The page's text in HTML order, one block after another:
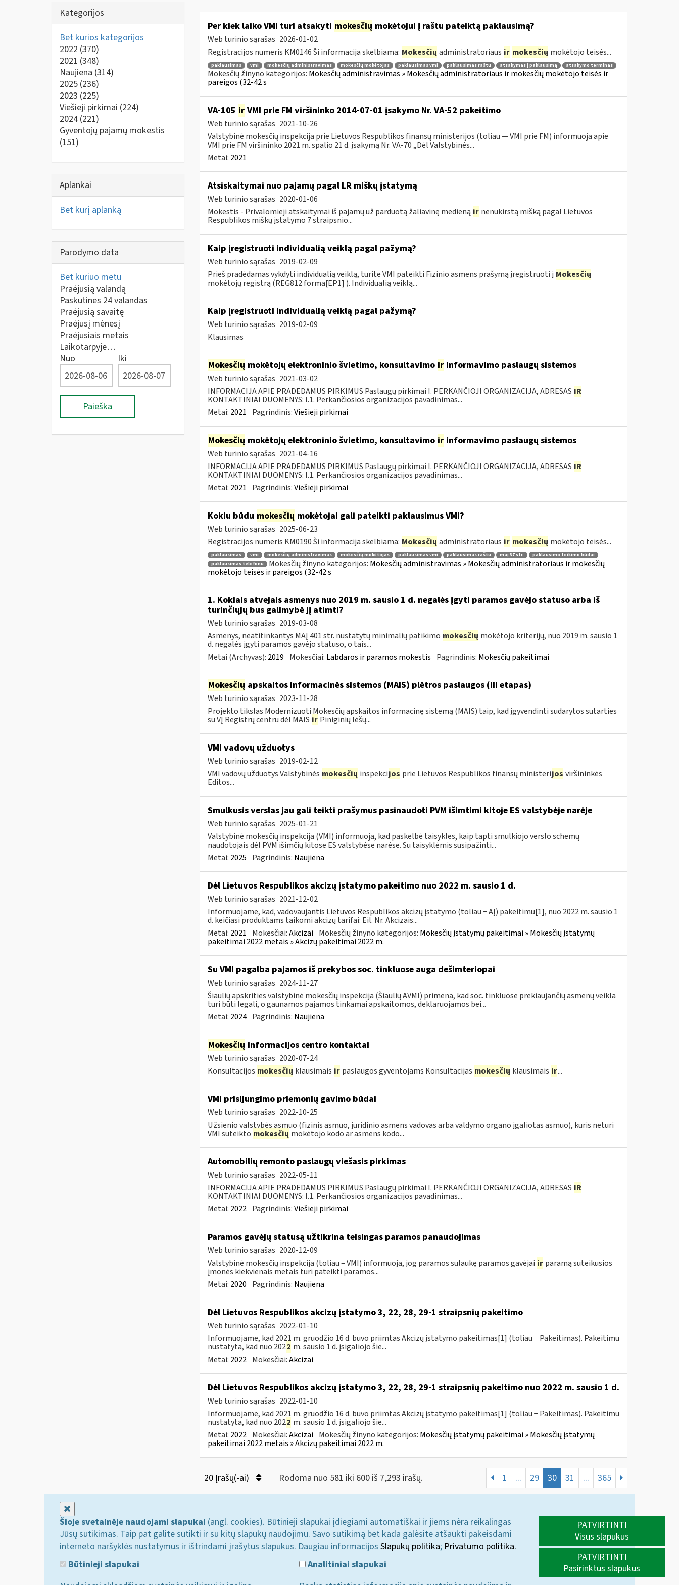
Kategorijos
Bet kurios kategorijos
2022 (370)
2021 (348)
Naujiena (314)
2025 (236)
2023 (225)
Viešieji pirkimai (224)
2024 (221)
Gyventojų pajamų mokestis
(151)
Aplankai
Bet kurį aplanką
Parodymo data
Bet kuriuo metu
Praėjusią valandą
Paskutines 24 valandas
Praėjusią savaitę
Praėjusį mėnesį
Praėjusiais metais
Laikotarpyje…
Nuo
Iki
Paieška
Per kiek laiko VMI turi atsakyti mokesčių mokėtojui į raštu pateiktą paklausimą?
Web turinio sąrašas 2026-01-02
Registracijos numeris KM0146 Ši informacija skelbiama: Mokesčių administratoriaus ir mokesčių mokėtojo teisės...
paklausimas vmi mokesčių administravimas mokesčių mokėtojas paklausimas vmi paklausimas raštu atsakymas į paklausimą atsakymo terminas
Mokesčių žinyno kategorijos: Mokesčių administravimas » Mokesčių administratoriaus ir mokesčių mokėtojo teisės ir
pareigos (32-42 s
VA-105 irVMI prie FM viršininko 2014-07-01 įsakymo Nr. VA-52 pakeitimo
Web turinio sąrašas 2021-10-26
Valstybinė mokesčių inspekcija prie Lietuvos Respublikos finansų ministerijos (toliau ― VMI prie FM) informuoja apie
VMI prie FM viršininko 2021 m. spalio 21 d. įsakymą Nr. VA-70 „Dėl Valstybinės...
Metai: 2021
Atsiskaitymai nuo pajamų pagal LR miškų įstatymą
Web turinio sąrašas 2020-01-06
Mokestis - Privalomieji atskaitymai iš pajamų už parduotą žaliavinę medieną ir nenukirstą mišką pagal Lietuvos
Respublikos miškų įstatymo 7 straipsnio...
Kaip įregistruoti individualią veiklą pagal pažymą?
Web turinio sąrašas 2019-02-09
Prieš pradėdamas vykdyti individualią veiklą, turite VMI pateikti Fizinio asmens prašymą įregistruoti į Mokesčių
mokėtojų registrą (REG812 forma[EP1] ). Individualią veiklą...
Kaip įregistruoti individualią veiklą pagal pažymą?
Web turinio sąrašas 2019-02-09
Klausimas
Mokesčių mokėtojų elektroninio švietimo, konsultavimo irinformavimo paslaugų sistemos
Web turinio sąrašas 2021-03-02
INFORMACIJA APIE PRADEDAMUS PIRKIMUS Paslaugų pirkimai I. PERKANČIOJI ORGANIZACIJA, ADRESAS IR
KONTAKTINIAI DUOMENYS: I.1. Perkančiosios organizacijos pavadinimas...
Metai: 2021 Pagrindinis:Viešieji pirkimai
Mokesčių mokėtojų elektroninio švietimo, konsultavimo irinformavimo paslaugų sistemos
Web turinio sąrašas 2021-04-16
INFORMACIJA APIE PRADEDAMUS PIRKIMUS Paslaugų pirkimai I. PERKANČIOJI ORGANIZACIJA, ADRESAS IR
KONTAKTINIAI DUOMENYS: I.1. Perkančiosios organizacijos pavadinimas...
Metai: 2021 Pagrindinis:Viešieji pirkimai
Kokiu būdu mokesčių mokėtojai gali pateikti paklausimus VMI?
Web turinio sąrašas 2025-06-23
Registracijos numeris KM0190 Ši informacija skelbiama: Mokesčių administratoriaus ir mokesčių mokėtojo teisės...
paklausimas vmi mokesčių administravimas mokesčių mokėtojas paklausimas vmi paklausimas raštu maį 37 str.
paklausimo teikimo būdai
paklausimas telefonu
Mokesčių žinyno kategorijos: Mokesčių administravimas » Mokesčių administratoriaus ir mokesčių
mokėtojo teisės ir pareigos (32-42 s
1. Kokiais atvejais asmenys nuo 2019 m. sausio 1 d. negalės įgyti paramos gavėjo statuso arba iš
turinčiųjų bus galimybė jį atimti?
Web turinio sąrašas 2019-03-08
Asmenys, neatitinkantys MAĮ 401 str. nustatytų minimalių patikimo mokesčių mokėtojo kriterijų, nuo 2019 m. sausio 1
d. negalės įgyti paramos gavėjo statuso, o tais...
Metai (Archyvas): 2019 Mokesčiai: Labdaros ir paramos mokestis Pagrindinis: Mokesčių pakeitimai
Mokesčių apskaitos informacinės sistemos (MAIS) plėtros paslaugos (III etapas)
Web turinio sąrašas 2023-11-28
Projekto tikslas Modernizuoti Mokesčių apskaitos informacinę sistemą (MAIS) taip, kad įgyvendinti sudarytos sutarties
su VĮ Registrų centru dėl MAIS ir Piniginių lėšų...
VMI vadovų užduotys
Web turinio sąrašas 2019-02-12
VMI vadovų užduotys Valstybinės mokesčių inspekcijos prie Lietuvos Respublikos finansų ministerijos viršininkės
Editos...
Smulkusis verslas jau gali teikti prašymus pasinaudoti PVM išimtimi kitoje ES valstybėje narėje
Web turinio sąrašas 2025-01-21
Valstybinė mokesčių inspekcija (VMI) informuoja, kad paskelbė taisykles, kaip tapti smulkiojo verslo schemų
naudotojais dėl PVM išimčių kitose ES valstybėse narėse. Su taisyklėmis susipažinti...
Metai: 2025 Pagrindinis: Naujiena
Dėl Lietuvos Respublikos akcizų įstatymo pakeitimo nuo 2022 m. sausio 1 d.
Web turinio sąrašas 2021-12-02
Informuojame, kad, vadovaujantis Lietuvos Respublikos akcizų įstatymo (toliau − AĮ) pakeitimu[1], nuo 2022 m. sausio 1
d. keičiasi produktams taikomi akcizų tarifai: Eil. Nr. Akcizais...
Metai: 2021 Mokesčiai:Akcizai Mokesčių žinyno kategorijos: Mokesčių įstatymų pakeitimai » Mokesčių įstatymų
pakeitimai 2022 metais » Akcizų pakeitimai 2022 m.
Su VMI pagalba pajamos iš prekybos soc. tinkluose auga dešimteriopai
Web turinio sąrašas 2024-11-27
Šiaulių apskrities valstybinė mokesčių inspekcija (Šiaulių AVMI) primena, kad soc. tinkluose prekiaujančių asmenų veikla
turi būti legali, o gaunamos pajamos tinkamai apskaitomos, deklaruojamos bei...
Metai: 2024 Pagrindinis: Naujiena
Mokesčių informacijos centro kontaktai
Web turinio sąrašas 2020-07-24
Konsultacijos mokesčių klausimais ir paslaugos gyventojams Konsultacijas mokesčių klausimais ir...
VMI prisijungimo priemonių gavimo būdai
Web turinio sąrašas 2022-10-25
Užsienio valstybės asmuo (fizinis asmuo, juridinio asmens vadovas arba valdymo organo įgaliotas asmuo), kuris neturi
VMI suteikto mokesčių mokėtojo kodo ar asmens kodo...
Automobilių remonto paslaugų viešasis pirkimas
Web turinio sąrašas 2022-05-11
INFORMACIJA APIE PRADEDAMUS PIRKIMUS Paslaugų pirkimai I. PERKANČIOJI ORGANIZACIJA, ADRESAS IR
KONTAKTINIAI DUOMENYS: I.1. Perkančiosios organizacijos pavadinimas...
Metai: 2022 Pagrindinis:Viešieji pirkimai
Paramos gavėjų statusą užtikrina teisingas paramos panaudojimas
Web turinio sąrašas 2020-12-09
Valstybinė mokesčių inspekcija (toliau – VMI) informuoja, jog paramos sulaukę paramos gavėjai ir paramą suteikusios
įmonės kiekvienais metais turi pateikti paramos...
Metai: 2020 Pagrindinis: Naujiena
Dėl Lietuvos Respublikos akcizų įstatymo 3, 22, 28, 29-1 straipsnių pakeitimo
Web turinio sąrašas 2022-01-10
Informuojame, kad 2021 m. gruodžio 16 d. buvo priimtas Akcizų įstatymo pakeitimas[1] (toliau − Pakeitimas). Pakeitimu
nustatyta, kad nuo 2022 m. sausio 1 d. įsigaliojo šie...
Metai: 2022 Mokesčiai:Akcizai
Dėl Lietuvos Respublikos akcizų įstatymo 3, 22, 28, 29-1 straipsnių pakeitimo nuo 2022 m. sausio 1 d.
Web turinio sąrašas 2022-01-10
Informuojame, kad 2021 m. gruodžio 16 d. buvo priimtas Akcizų įstatymo pakeitimas[1] (toliau − Pakeitimas). Pakeitimu
nustatyta, kad nuo 2022 m. sausio 1 d. įsigaliojo šie...
Metai: 2022 Mokesčiai:Akcizai Mokesčių žinyno kategorijos: Mokesčių įstatymų pakeitimai » Mokesčių įstatymų
pakeitimai 2022 metais » Akcizų pakeitimai 2022 m.
20 Įrašų(-ai) Rodoma nuo 581 iki 600 iš 7,293 irašų. 1 ... 29 30 31 ... 365
Šioje svetainėje naudojami slapukai (angl. cookies). Būtinieji slapukai įdiegiami automatiškai ir jiems nėra reikalingas
Jūsų sutikimas. Taip pat galite sutikti ir su kitų slapukų naudojimu. Savo sutikimą bet kada galėsite atšaukti pakeisdami
interneto naršyklės nustatymus ir ištrindami įrašytus slapukus. Daugiau informacijos Slapukų politika; Privatumo politika.
Būtinieji slapukai
Analitiniai slapukai
PATVIRTINTI
Visus slapukus
PATVIRTINTI
Pasirinktus slapukus